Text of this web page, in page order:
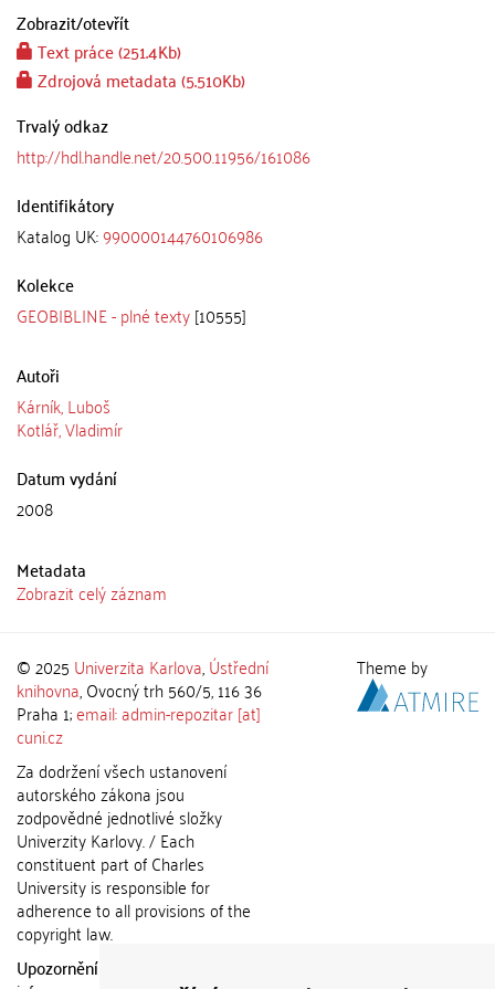
Zobrazit/otevřít
Text práce (251.4Kb)
Zdrojová metadata (5.510Kb)
Trvalý odkaz
http://hdl.handle.net/20.500.11956/161086
Identifikátory
Katalog UK:990000144760106986
Kolekce
GEOBIBLINE - plné texty[10555]
Autoři
Kárník, Luboš
Kotlář, Vladimír
Datum vydání
2008
Metadata
Zobrazit celý záznam
© 2025 Univerzita Karlova,Ústřední
knihovna, Ovocný trh 560/5, 116 36
Praha 1;email: admin-repozitar [at]
cuni.cz
Za dodržení všech ustanovení
autorského zákona jsou
zodpovědné jednotlivé složky
Univerzity Karlovy. / Each
constituent part of Charles
University is responsible for
adherence to all provisions of the
copyright law.
Upozornění / Notice:
Theme by